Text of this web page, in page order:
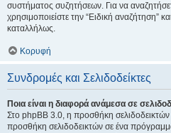
συστήματος συζητήσεων. Για να
χρησιμοποιείστε την “Ειδική αναζήτηση”
καταλλήλως.
Κορυφή
Συνδρομές και Σελιδοδείκτες
Ποια είναι η διαφορά ανάμεσα σε
Στο phpBB 3.0, η προσθήκη
προσθήκη σελιδοδεικτών σε ένα